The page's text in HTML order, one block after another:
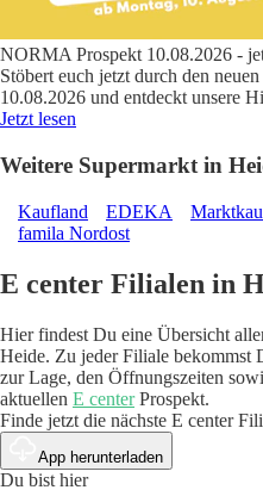
NORMA Prospekt 10.08.2026 -
Stöbert euch jetzt durch den
10.08.2026 und entdeckt unsere
Jetzt lesen
Weitere Supermarkt in
Kaufland EDEKA
famila Nordost
E center Filialen in
Hier findest Du eine Übersicht
Heide. Zu jeder Filiale bekommst
zur Lage, den Öffnungszeiten
aktuellen E centerProspekt.
Finde jetzt die nächste E center
App herunterladen
Du bist hier